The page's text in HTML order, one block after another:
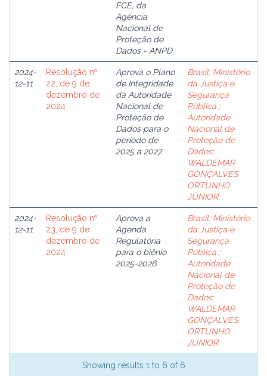
FCE, da
Agência
Nacional de
Proteção de
Dados - ANPD.
2024-
12-11
Resolução nº
22, de 9 de
dezembro de
2024
Aprova o Plano
de Integridade
da Autoridade
Nacional de
Proteção de
Dados para o
período de
2025 a 2027.
Brasil. Ministério
da Justiça e
Segurança
Pública.;
Autoridade
Nacional de
Proteção de
Dados;
WALDEMAR
GONÇALVES
ORTUNHO
JÚNIOR
2024-
12-11
Resolução nº
23, de 9 de
dezembro de
2024
Aprova a
Agenda
Regulatória
para o biênio
2025-2026.
Brasil. Ministério
da Justiça e
Segurança
Pública.;
Autoridade
Nacional de
Proteção de
Dados;
WALDEMAR
GONÇALVES
ORTUNHO
JÚNIOR
Showing results 1 to 6 of 6